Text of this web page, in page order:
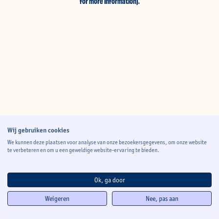
Wij gebruiken cookies
We kunnen deze plaatsen voor analyse van onze bezoekersgegevens, om onze website
te verbeteren en om u een geweldige website-ervaring te bieden.
Ok, ga door
Weigeren Nee, pas aan